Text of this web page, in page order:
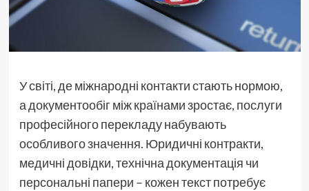
У світі, де міжнародні контакти стають нормою,
а документообіг між країнами зростає, послуги
професійного перекладу набувають
особливого значення. Юридичні контракти,
медичні довідки, технічна документація чи
персональні папери – кожен текст потребує